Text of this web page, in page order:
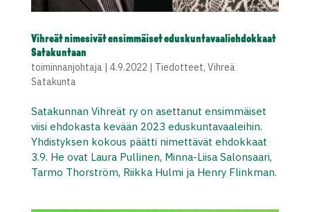
Vihreät nimesivät ensimmäiset eduskuntavaaliehdokkaat
Satakuntaan
toiminnanjohtaja| 4.9.2022 | Tiedotteet, Vihreä
Satakunta
Satakunnan Vihreät ry on asettanut ensimmäiset
viisi ehdokasta kevään 2023 eduskuntavaaleihin.
Yhdistyksen kokous päätti nimettävät ehdokkaat
3.9. He ovat Laura Pullinen, Minna-Liisa Salonsaari,
Tarmo Thorström, Riikka Hulmi ja Henry Flinkman.